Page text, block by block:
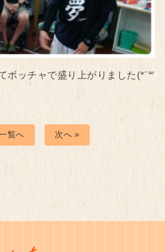
ッチャで盛り上がりました(*´꒳
覧へ 次へ »